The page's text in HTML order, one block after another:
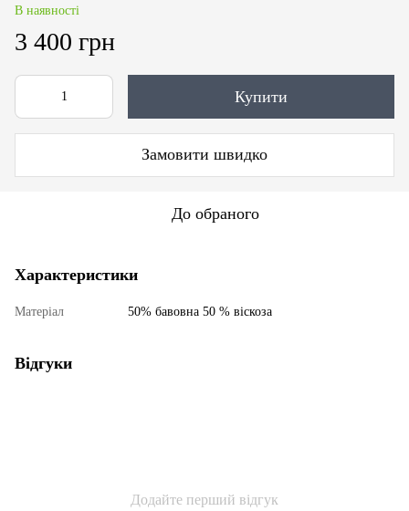
В наявності
3 400 грн
Купити
Замовити швидко
До обраного
Характеристики
Матеріал 50% бавовна 50 % віскоза
Відгуки
Додайте перший відгук